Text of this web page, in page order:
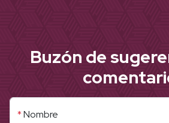
*Nombre